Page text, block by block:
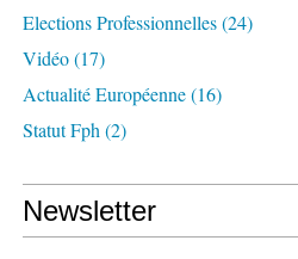
Elections Professionnelles(24)
Vidéo(17)
Actualité Européenne(16)
Statut Fph (2)
Newsletter